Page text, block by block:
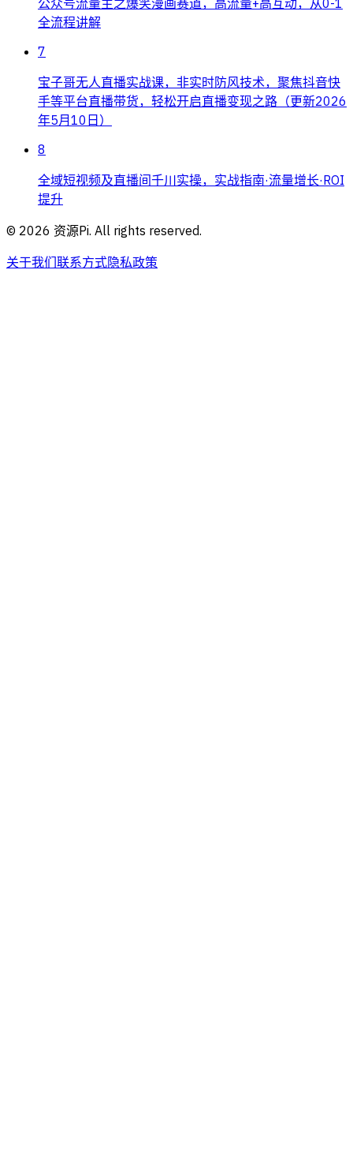
公众号流量主之爆笑漫画赛道，高流量+高互动，从0-1
全流程讲解
7
宝子哥无人直播实战课，非实时防风技术，聚焦抖音快
手等平台直播带货，轻松开启直播变现之路（更新2026
年5月10日）
8
全域短视频及直播间千川实操，实战指南·流量增长·ROI
提升
© 2026 资源Pi. All rights reserved.
关于我们联系方式隐私政策